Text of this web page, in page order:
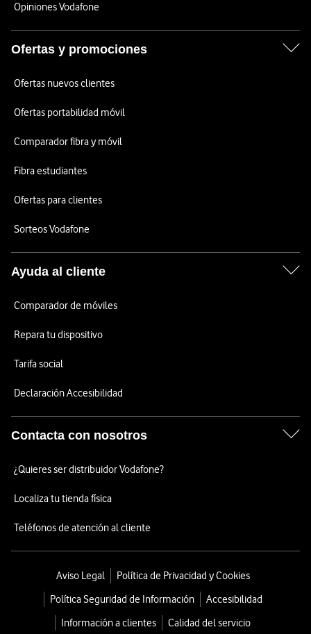
Opiniones Vodafone
Ofertas y promociones
Ofertas nuevos clientes
Ofertas portabilidad móvil
Comparador fibra y móvil
Fibra estudiantes
Ofertas para clientes
Sorteos Vodafone
Ayuda al cliente
Comparador de móviles
Repara tu dispositivo
Tarifa social
Declaración Accesibilidad
Contacta con nosotros
¿Quieres ser distribuidor Vodafone?
Localiza tu tienda física
Teléfonos de atención al cliente
Aviso Legal
Política de Privacidad y Cookies
Política Seguridad de Información
Accesibilidad
Información a clientes
Calidad del servicio